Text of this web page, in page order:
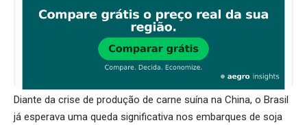
Diante da crise de produção de carne suína na China, o Brasil
já esperava uma queda significativa nos embarques de soja